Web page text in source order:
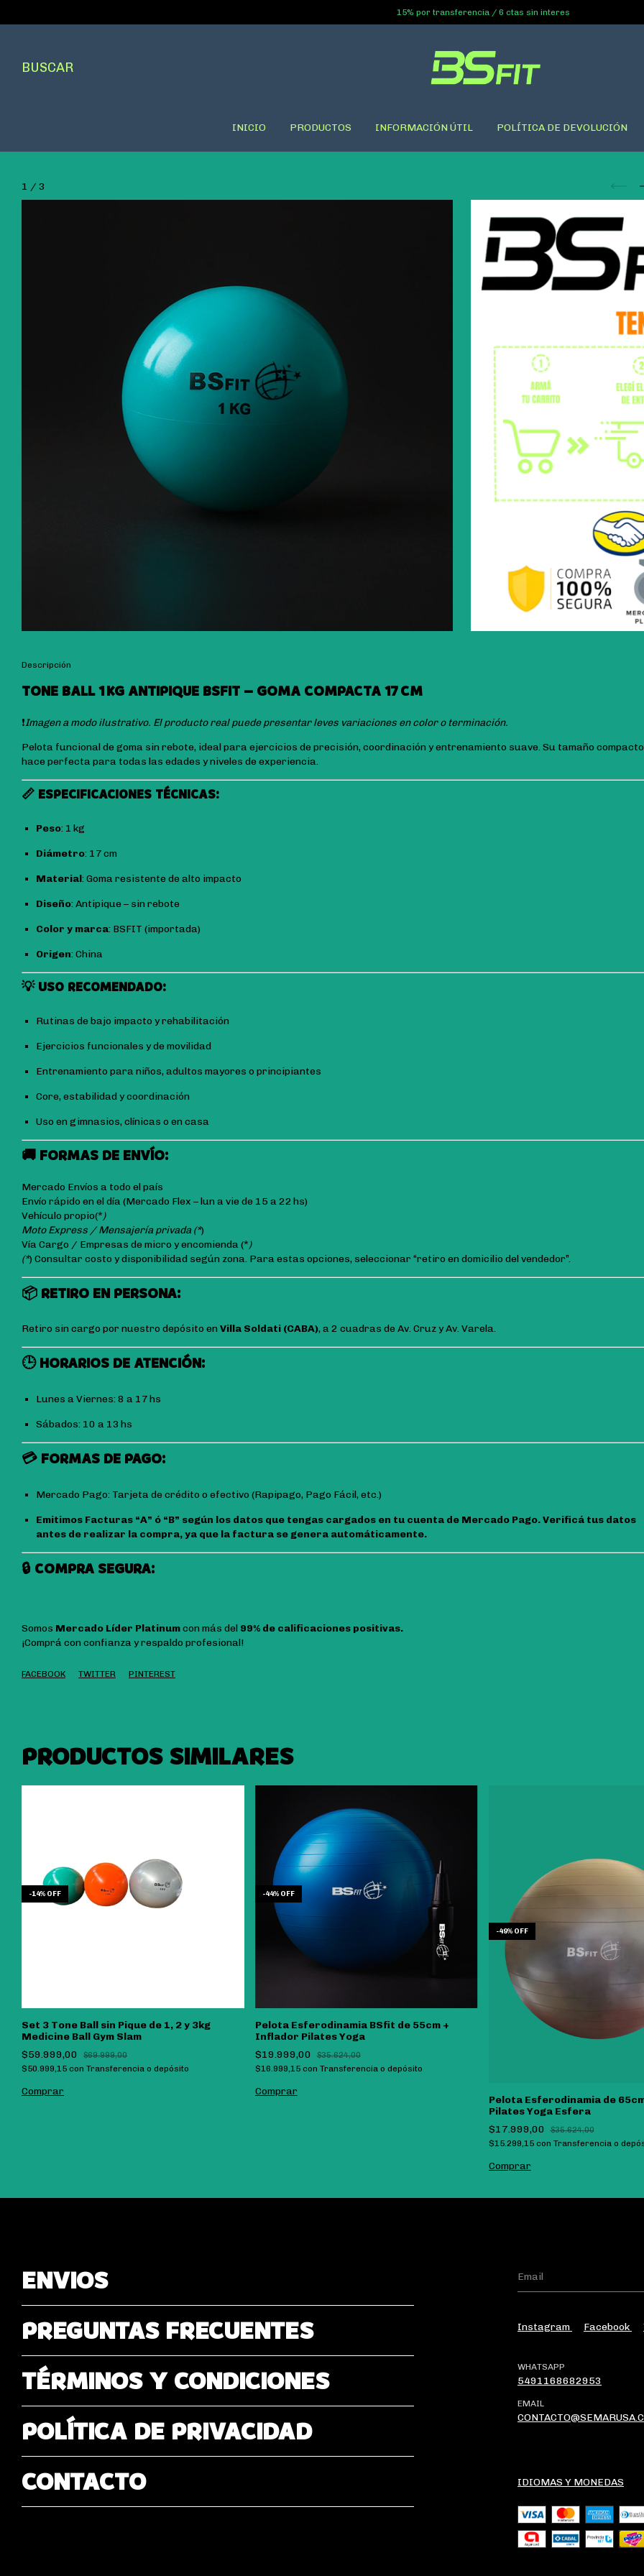
15% por transferencia / 6 ctas sin interes
BUSCAR
INICIO PRODUCTOS INFORMACIÓN ÚTIL POLÍTICA DE DEVOLUCIÓN
1 / 3
Descripción
TONE BALL 1 KG ANTIPIQUE BSFIT – GOMA COMPACTA 17 CM
❗Imagen a modo ilustrativo. El producto real puede presentar leves variaciones en color o terminación.
Pelota funcional de goma sin rebote, ideal para ejercicios de precisión, coordinación y entrenamiento suave. Su tamaño
hace perfecta para todas las edades y niveles de experiencia.
📏 ESPECIFICACIONES TÉCNICAS:
Peso: 1 kg
Diámetro: 17 cm
Material: Goma resistente de alto impacto
Diseño: Antipique – sin rebote
Color y marca: BSFIT (importada)
Origen: China
💡 USO RECOMENDADO:
Rutinas de bajo impacto y rehabilitación
Ejercicios funcionales y de movilidad
Entrenamiento para niños, adultos mayores o principiantes
Core, estabilidad y coordinación
Uso en gimnasios, clínicas o en casa
🚚 FORMAS DE ENVÍO:
Mercado Envíos a todo el país
Envío rápido en el día (Mercado Flex – lun a vie de 15 a 22 hs)
Vehículo propio(*)
Moto Express / Mensajería privada (*)
Vía Cargo / Empresas de micro y encomienda (*)
(*) Consultar costo y disponibilidad según zona. Para estas opciones, seleccionar “retiro en domicilio del vendedor”.
📦 RETIRO EN PERSONA:
Retiro sin cargo por nuestro depósito en Villa Soldati (CABA), a 2 cuadras de Av. Cruz y Av. Varela.
🕒 HORARIOS DE ATENCIÓN:
Lunes a Viernes: 8 a 17 hs
Sábados: 10 a 13 hs
💳 FORMAS DE PAGO:
Mercado Pago: Tarjeta de crédito o efectivo (Rapipago, Pago Fácil, etc.)
Emitimos Facturas “A” ó “B” según los datos que tengas cargados en tu cuenta de Mercado Pago. Verificá tus datos
antes de realizar la compra, ya que la factura se genera automáticamente.
🔒 COMPRA SEGURA:
Somos Mercado Líder Platinumcon más del 99% de calificaciones positivas.
¡Comprá con confianza y respaldo profesional!
FACEBOOK TWITTER PINTEREST
PRODUCTOS SIMILARES
-14% OFF
Set 3 Tone Ball sin Pique de 1, 2 y 3kg
Medicine Ball Gym Slam
$59.999,00
$69.999,00
$50.999,15 con Transferencia o depósito
-44% OFF
Pelota Esferodinamia BSfit de 55cm +
Inflador Pilates Yoga
$19.999,00
$35.624,00
$16.999,15 con Transferencia o depósito
-49% OFF
Pelota Esferodinamia de
Pilates Yoga Esfera
$17.999,00
$35.624,00
$15.299,15 con Transferencia o
Comprar
ENVIOS
PREGUNTAS FRECUENTES
TÉRMINOS Y CONDICIONES
POLÍTICA DE PRIVACIDAD
CONTACTO
Instagram Facebook
WHATSAPP
5491168682953
EMAIL
IDIOMAS Y MONEDAS